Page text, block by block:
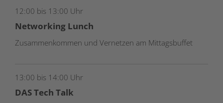
12:00 bis 13:00 Uhr
Networking Lunch
Zusammenkommen und Vernetzen am Mittagsbuffet
13:00 bis 14:00 Uhr
DAS Tech Talk